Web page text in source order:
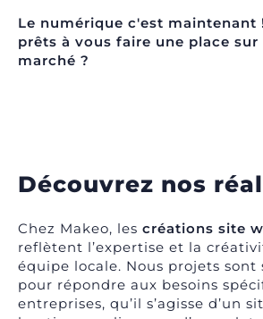
Le numérique c'est maintenant
prêts à vous faire une place
marché ?
Découvrez nos
Chez Makeo, les créations site
reflètent l’expertise et la
équipe locale. Nous projets sont
pour répondre aux besoins
entreprises, qu’il s’agisse d’un